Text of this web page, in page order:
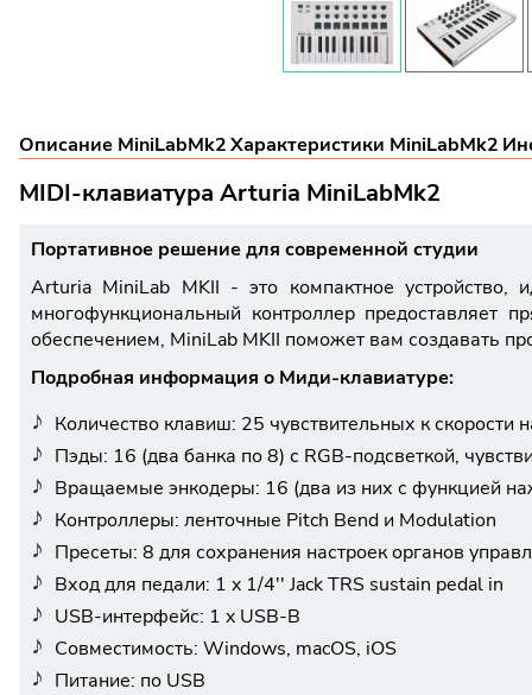
Описание MiniLabMk2Характеристики MiniLabMk2
MIDI-клавиатура Arturia MiniLabMk2
Портативное решение для современной студии
Arturia MiniLab MKII - это компактное устройство,
многофункциональный контроллер предоставляет
обеспечением, MiniLab MKII поможет вам создавать
Подробная информация о Миди-клавиатуре:
Количество клавиш: 25 чувствительных к
Пэды: 16 (два банка по 8) с RGB-подсветкой,
Вращаемые энкодеры: 16 (два из них с функцией
Контроллеры: ленточные Pitch Bend и Modulation
Пресеты: 8 для сохранения настроек органов
Вход для педали: 1 x 1/4'' Jack TRS sustain pedal in
USB-интерфейс: 1 x USB-B
Совместимость: Windows, macOS, iOS
Питание: по USB